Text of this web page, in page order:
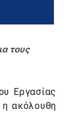
τους
Εργασίας
ακόλουθη